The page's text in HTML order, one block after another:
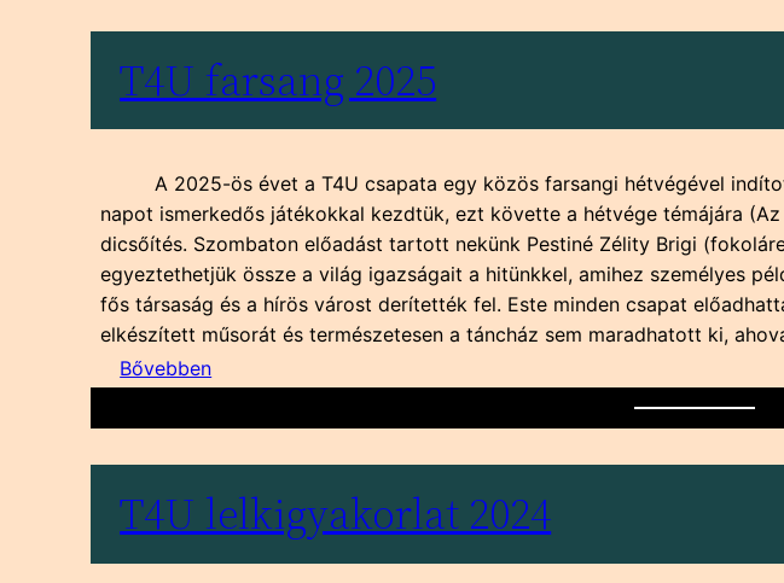
T4U farsang 2025
A 2025-ös évet a T4U csapata egy közös farsangi hétvégével
napot ismerkedős játékokkal kezdtük, ezt követte a hétvége témájára
dicsőítés. Szombaton előadást tartott nekünk Pestiné Zélity Brigi
egyeztethetjük össze a világ igazságait a hitünkkel, amihez személyes
fős társaság és a hírös várost derítették fel. Este minden csapat
elkészített műsorát és természetesen a táncház sem maradhatott ki,
Bővebben:
farsang
T4U lelkigyakorlat 2024